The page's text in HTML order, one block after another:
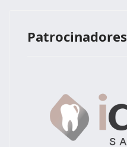
Patrocinadores